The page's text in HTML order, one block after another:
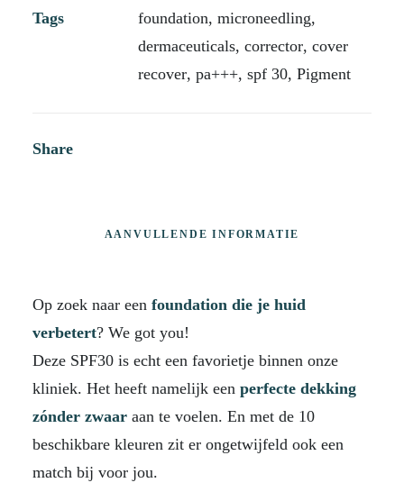
Tags
foundation, microneedling,
dermaceuticals, corrector, cover
recover, pa+++, spf 30, Pigment
Share
AANVULLENDE INFORMATIE
Op zoek naar een foundation die je huid
verbetert? We got you!
Deze SPF30 is echt een favorietje binnen onze
kliniek. Het heeft namelijk een perfecte dekking
zónder zwaar aan te voelen. En met de 10
beschikbare kleuren zit er ongetwijfeld ook een
match bij voor jou.